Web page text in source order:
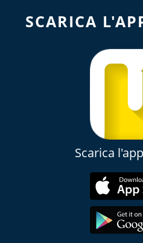
SCARICA
Scarica